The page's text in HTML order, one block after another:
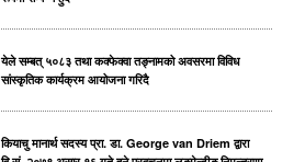
येले सम्बत् ५०८३ तथा कक्फेक्वा तङ्नामको अवसरमा विविध
सांस्कृतिक कार्यक्रम आयोजना गरिदै
कियाचु मानार्थ सदस्य प्रा. डा. George van Driem द्वारा